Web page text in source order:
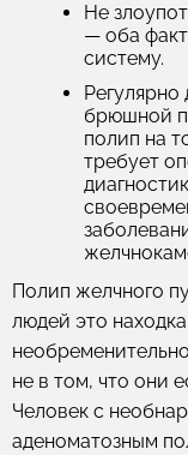
Не
— оба
систему.
брюшной
полип на
требует
Полип желчного
людей это
не в том, что они
Человек с
аденоматозным